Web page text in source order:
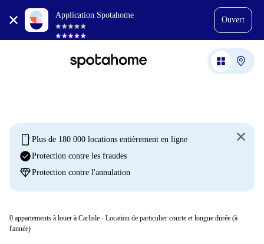
Application Spotahome
Ouvert
mobile Plus de 180 000 locations entièrement en ligne
check_circleProtection contre les fraudes
diamondProtection contre l'annulation
0 appartements à louer à Carlisle - Location de particulier courte et longue durée (à
l'année)